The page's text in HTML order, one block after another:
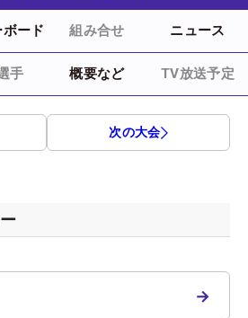
ボード 組み合せ ニュース
手 概要など TV放送予定
次の大会
→